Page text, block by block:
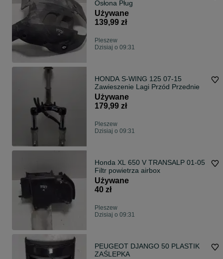
Osłona Pług
Używane
139,99 zł
Pleszew
Dzisiaj o 09:31
HONDA S-WING 125 07-15
Zawieszenie Lagi Przód Przednie
Używane
179,99 zł
Pleszew
Dzisiaj o 09:31
Honda XL 650 V TRANSALP 01-05
Filtr powietrza airbox
Używane
40 zł
Pleszew
Dzisiaj o 09:31
PEUGEOT DJANGO 50 PLASTIK
ZAŚLEPKA